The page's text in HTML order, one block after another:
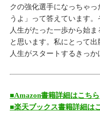
クの強化選手になっちゃ
うよ」って答えています
人生がたった一歩から始
と思います。私にとって
人生がスタートするきっか
■Amazon書籍詳細はこちら
■楽天ブックス書籍詳細は